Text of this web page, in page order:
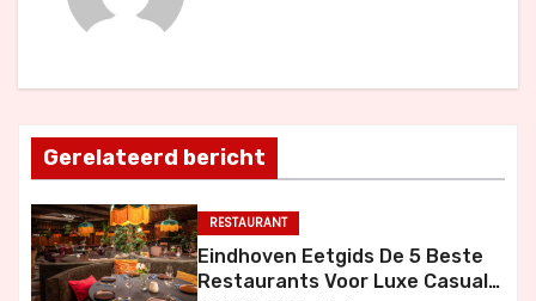
t
n
a
v
Gerelateerd bericht
RESTAURANT
Eindhoven Eetgids De 5 Beste
Restaurants Voor Luxe Casual